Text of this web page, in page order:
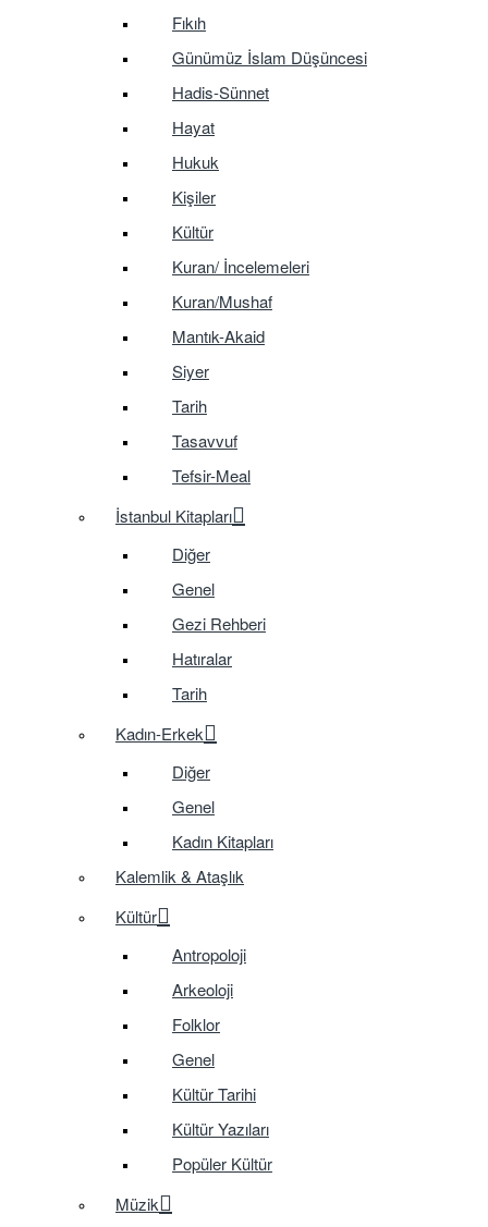
Fıkıh
Günümüz İslam Düşüncesi
Hadis-Sünnet
Hayat
Hukuk
Kişiler
Kültür
Kuran/ İncelemeleri
Kuran/Mushaf
Mantık-Akaid
Siyer
Tarih
Tasavvuf
Tefsir-Meal
İstanbul Kitapları
Diğer
Genel
Gezi Rehberi
Hatıralar
Tarih
Kadın-Erkek
Diğer
Genel
Kadın Kitapları
Kalemlik & Ataşlık
Kültür
Antropoloji
Arkeoloji
Folklor
Genel
Kültür Tarihi
Kültür Yazıları
Popüler Kültür
Müzik